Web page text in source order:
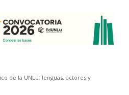
de la UNLu: lenguas, actores y